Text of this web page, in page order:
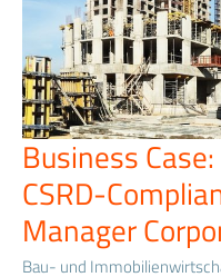
Business
CSRD-
Manager
Bau- und
Business
Case:
ESG-
Strategie
und
CSRD-